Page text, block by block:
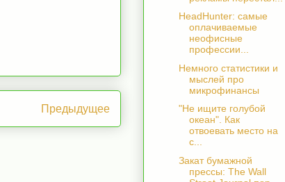
Предыдущее
HeadHunter: самые
оплачиваемые
неофисные
профессии...
Немного статистики и
мыслей про
микрофинансы
"Не ищите голубой
океан". Как
отвоевать место на
с...
Закат бумажной
прессы: The Wall